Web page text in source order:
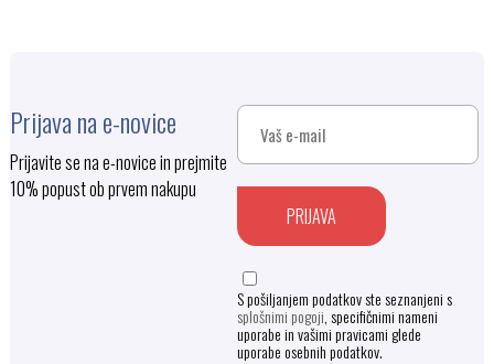
Prijava na e-novice
Prijavite se na e-novice in prejmite
10% popust ob prvem nakupu
PRIJAVA
S pošiljanjem podatkov ste seznanjeni s
splošnimi pogoji, specifičnimi nameni
uporabe in vašimi pravicami glede
uporabe osebnih podatkov.